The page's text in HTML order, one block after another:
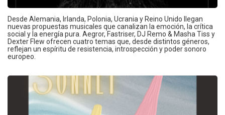
Desde Alemania, Irlanda, Polonia, Ucrania y Reino Unido llegan
nuevas propuestas musicales que canalizan la emoción, la crítica
social y la energía pura. Aegror, Fastriser, DJ Remo & Masha Tiss y
Dexter Flew ofrecen cuatro temas que, desde distintos géneros,
reflejan un espíritu de resistencia, introspección y poder sonoro
europeo.